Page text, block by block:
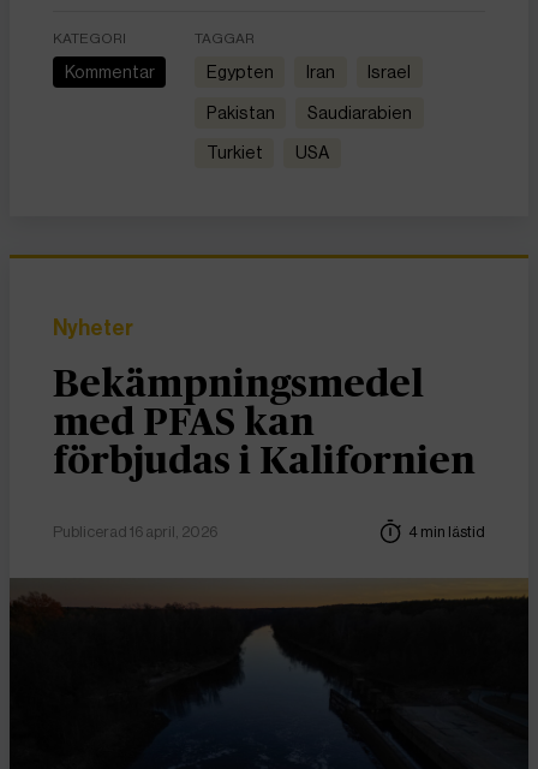
KATEGORI
Kommentar
TAGGAR
Egypten Iran Israel
Pakistan Saudiarabien
Turkiet USA
Nyheter
Bekämpningsmedel
med PFAS kan
förbjudas i Kalifornien
Publicerad 16 april, 2026 4 min lästid